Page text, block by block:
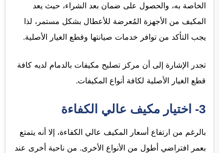
الخاصة به، والحصول على ضمان بعد الشراء، حيث يعد
المكيف من الأجهزة المُعرضة للأعطال بشكل مستمر، لذا
يجب التأكد من توافر خدمات صيانتها وقطع الغيار الأصلية.
تجدر الإشارة إلى أن مركز تصليح مكيفات بالدمام لديه كافة
قطع الغيار الأصلية لكافة أنواع المكيفات.
3- اختيار مكيف عالي الكفاءة
بالرغم من ارتفاع أسعار المكيف عالي الكفاءة، إلا أنه يتمتع
بعمر افتراضي أطول من الأنواع الأخرى. من ناحية أخرى عند